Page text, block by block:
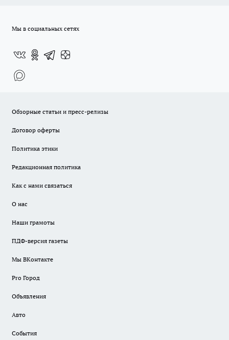
Мы в социальных сетях
Обзорные статьи и пресс-релизы
Договор оферты
Политика этики
Редакционная политика
Как с нами связаться
О нас
Наши грамоты
ПДФ-версия газеты
Мы ВКонтакте
Pro Город
Объявления
Авто
События